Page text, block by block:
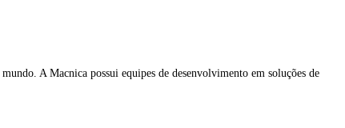
A Macnica possui equipes de desenvolvimento em soluções de